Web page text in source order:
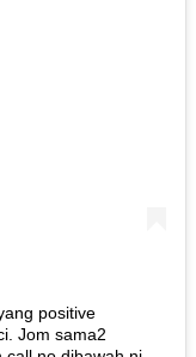
positive
Jom sama2